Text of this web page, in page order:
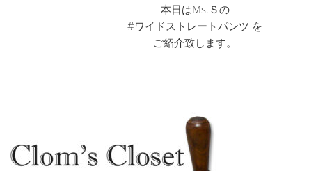
本日はMs.Ｓの
#ワイドストレートパンツ を
ご紹介致します。